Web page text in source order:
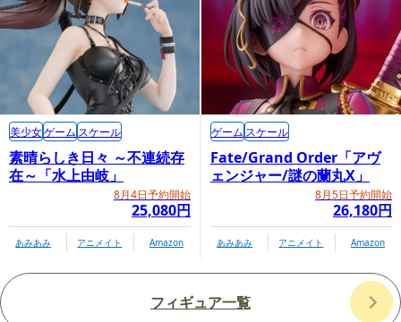
素晴らしき日々 ～不連続存
在～「水上由岐」
8月4日予約開始
25,080円
美少女ゲーム スケール
あみあみ アニメイト Amazon
Fate/Grand Order「アヴ
ェンジャー/謎の蘭丸X」
8月5日予約開始
26,180円
ゲーム スケール
あみあみ アニメイト Amazon
フィギュア一覧